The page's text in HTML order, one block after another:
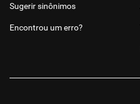
Sugerir sinônimos
Encontrou um erro?